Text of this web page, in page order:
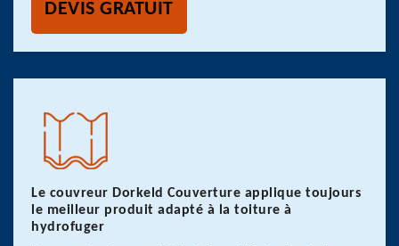
DEVIS GRATUIT
Le couvreur Dorkeld Couverture applique toujours
le meilleur produit adapté à la toiture à
hydrofuger